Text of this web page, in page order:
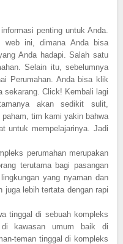
penting untuk Anda.
web ini, dimana Anda bisa
Anda hadapi. Salah satu
Selain itu, sebelumnya
Perumahan. Anda bisa klik
sekarang. Click! Kembali lagi
akan sedikit sulit,
tim kami yakin bahwa
untuk mempelajarinya. Jadi
perumahan merupakan
terutama bagi pasangan
yang nyaman dan
juga lebih tertata dengan rapi
tinggal di sebuah kompleks
di kawasan umum baik di
teman tinggal di kompleks